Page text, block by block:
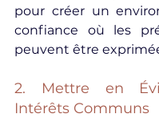
pour créer un
confiance où les
peuvent être
2. Mettre en
Intérêts Communs